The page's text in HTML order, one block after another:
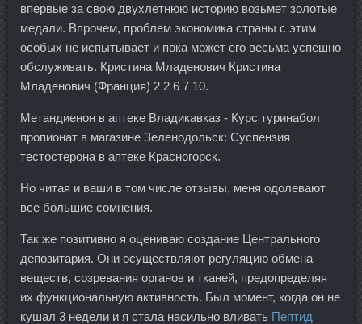
впервые за свою двухлетнюю историю возьмет золотые
медали. Впрочем, проблем экономика страны с этим
особых не испытывает и пока может его весьма успешно
обслуживать. Кристина Младенович Кристина
Младенович (Франция) 2 2 6 7 10.
Метандиенон в аптеке Владикавказ - Курс туринабол
пропионат в магазине Зеленодольск: Суспензия
тестостерона в аптеке Красногорск.
Но читая и ваши в том числе отзывы, меня одолевают
все большие сомнения.
Так же позитивно я оцениваю создание Центрального
депозитария. Они осуществляют регуляцию обмена
веществ, созревания органов и тканей, предопределяя
их функциональную активность. Был момент, когда он не
кушал 3 недели и я стала насильно вливать Пептид